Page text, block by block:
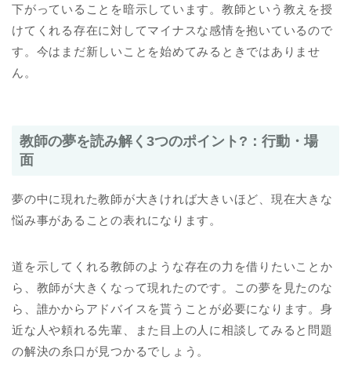
下がっていることを暗示しています。教師という教えを授
けてくれる存在に対してマイナスな感情を抱いているので
す。今はまだ新しいことを始めてみるときではありませ
ん。
教師の夢を読み解く3つのポイント?：行動・場
面
夢の中に現れた教師が大きければ大きいほど、現在大きな
悩み事があることの表れになります。
道を示してくれる教師のような存在の力を借りたいことか
ら、教師が大きくなって現れたのです。この夢を見たのな
ら、誰かからアドバイスを貰うことが必要になります。身
近な人や頼れる先輩、また目上の人に相談してみると問題
の解決の糸口が見つかるでしょう。